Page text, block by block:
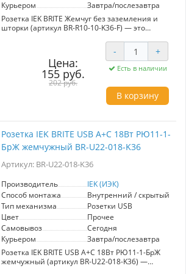
Курьером
Завтра/послезавтра
Розетка IEK BRITE Жемчуг без заземления и
шторки (артикул BR-R10-10-K36-F) — это
интерьера. С максимальной нагрузкой 10А,
она подходит для подключения различных
бытовых приборов. Особенностью данной
модели является отсутствие заземления и
защитной шторки, что делает её идеальной
для использования в помещениях с
минимальными требованиями к
качественных материалов, розетка
к внешним воздействиям. Элегантный
жемчужный цвет вписывается в любой
Простота установки и эксплуатации, а также
модель оптимальным выбором для домашних
и офисных условий. Выбирая IEK BRITE, вы
получаете сочетание эстетики, надежности и
практичности.
Цена:
155 руб.
202 руб.
- +
Есть в наличии
В корзину
Розетка IEK BRITE USB A+C 18Вт РЮ11-1-
БрЖ жемчужный BR-U22-018-K36
Артикул: BR-U22-018-K36
Производитель
IEK (ИЭК)
Способ монтажа
Внутренний / скрытый
Тип механизма
Розетки USB
Цвет
Прочее
Самовывоз
Сегодня
Курьером
Завтра/послезавтра
Розетка IEK BRITE USB A+C 18Вт РЮ11-1-БрЖ
жемчужный (артикул BR-U22-018-K36) —